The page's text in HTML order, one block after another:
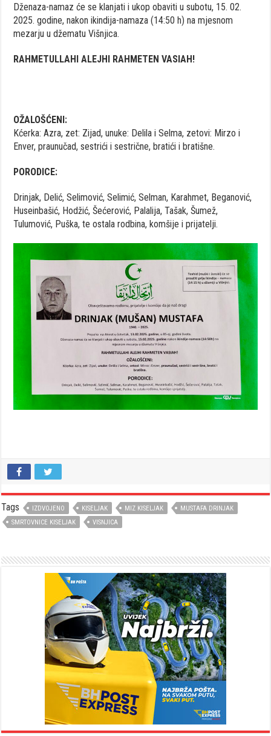
Dženaza-namaz će se klanjati i ukop obaviti u subotu, 15. 02.
2025. godine, nakon ikindija-namaza (14:50 h) na mjesnom
mezarju u džematu Višnjica.
RAHMETULLAHI ALEJHI RAHMETEN VASIAH!
OŽALOŠĆENI:
Kćerka: Azra, zet: Zijad, unuke: Delila i Selma, zetovi: Mirzo i
Enver, praunučad, sestrići i sestrične, bratići i bratišne.
PORODICE:
Drinjak, Delić, Selimović, Selimić, Selman, Karahmet, Beganović,
Huseinbašić, Hodžić, Šećerović, Palalija, Tašak, Šumež,
Tulumović, Puška, te ostala rodbina, komšije i prijatelji.
Tags IZDVOJENO KISELJAK MIZ KISELJAK
MUSTAFA DRINJAK
SMRTOVNICE KISELJAK
VISNJICA